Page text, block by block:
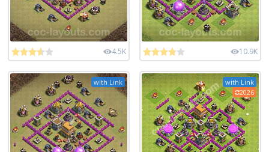
4.5K 10.9K
with Link
with Link
2026